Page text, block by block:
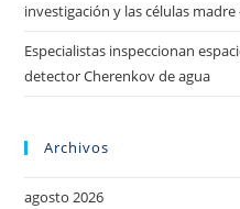
investigación y las células
Especialistas inspeccionan
detector Cherenkov de agua
Archivos
agosto 2026